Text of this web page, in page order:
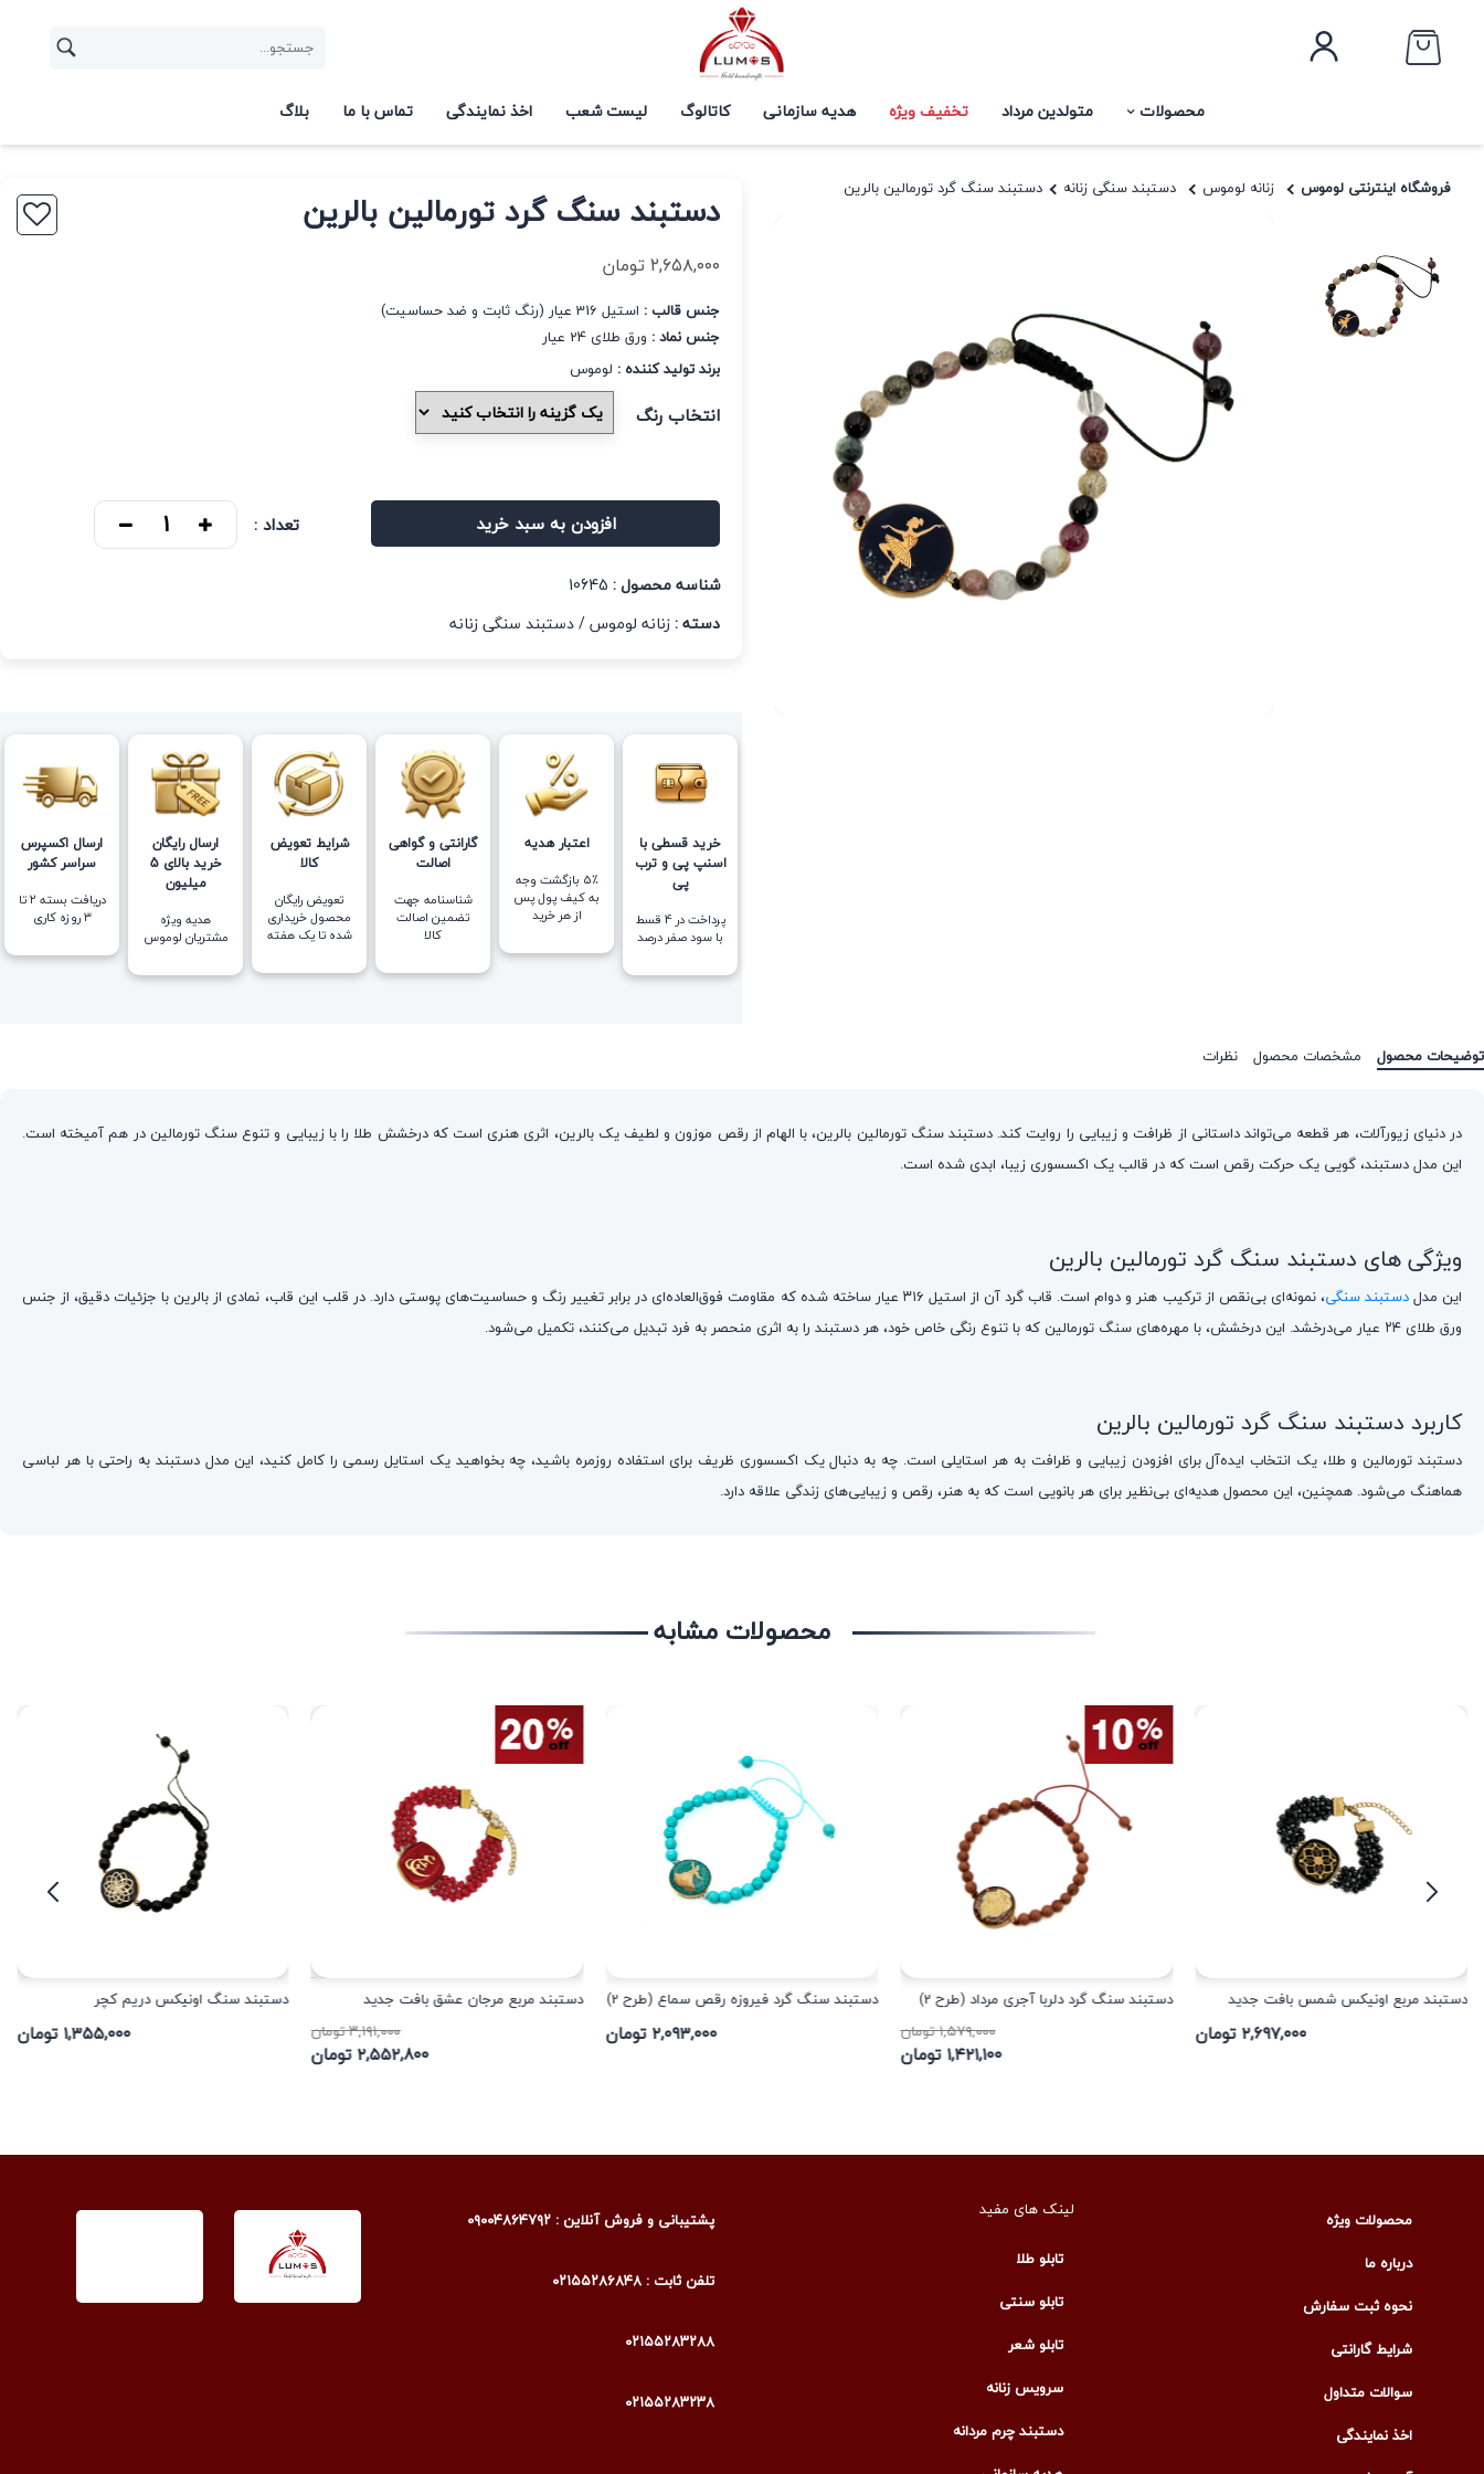
محصولات متولدین مرداد تخفیف ویژه هدیه سازمانی کاتالوگ لیست شعب اخذ نمایندگی تماس با ما بلاگ
فروشگاه اینترنتی لوموس زنانه لوموس دستبند سنگی زنانه دستبند سنگ گرد تورمالین بالرین دستبند سنگ گرد تورمالین بالرین
۲,۶۵۸,۰۰۰تومان
جنس قالب : استیل 316 عیار (رنگ ثابت و ضد حساسیت)
جنس نماد : ورق طلای 24 عیار
برند تولید کننده : لوموس
انتخاب رنگ
افزودن به سبد خرید تعداد :
شناسه محصول : 10645
دسته :زنانه لوموس/دستبند سنگی زنانه
خرید قسطی با
اسنپ پی و ترب
پی
پرداخت در 4 قسط
با سود صفر درصد
اعتبار هدیه
5٪ بازگشت وجه
به کیف پول پس
از هر خرید
گارانتی و گواهی
اصالت
شناسنامه جهت
تضمین اصالت
کالا
شرایط تعویض
کالا
تعویض رایگان
محصول خریداری
شده تا یک هفته
ارسال رایگان
خرید بالای 5
میلیون
هدیه ویژه
مشتریان لوموس
ارسال اکسپرس
سراسر کشور
دریافت بسته ۲ تا
۳ روزه کاری
توضیحات محصول مشخصات محصول نظرات
در دنیای زیورآلات، هر قطعه می‌تواند داستانی از ظرافت و زیبایی را روایت کند. دستبند سنگ تورمالین بالرین، با الهام از رقص موزون و لطیف یک بالرین، اثری هنری است که درخشش طلا را با زیبایی و تنوع سنگ تورمالین در هم آمیخته است.
این مدل دستبند، گویی یک حرکت رقص است که در قالب یک اکسسوری زیبا، ابدی شده است.
ویژگی های دستبند سنگ گرد تورمالین بالرین
این مدلدستبند سنگی
، نمونه‌ای بی‌نقص از ترکیب هنر و دوام است. قاب گرد آن از استیل ۳۱۶ عیار ساخته شده که مقاومت فوق‌العاده‌ای در برابر تغییر رنگ و حساسیت‌های پوستی دارد. در قلب این قاب، نمادی از بالرین با جزئیات دقیق، از جنس
ورق طلای ۲۴ عیار می‌درخشد. این درخشش، با مهره‌های سنگ تورمالین که با تنوع رنگی خاص خود، هر دستبند را به اثری منحصر به فرد تبدیل می‌کنند، تکمیل می‌شود.
کاربرد دستبند سنگ گرد تورمالین بالرین
دستبند تورمالین و طلا، یک انتخاب ایده‌آل برای افزودن زیبایی و ظرافت به هر استایلی است. چه به دنبال یک اکسسوری ظریف برای استفاده روزمره باشید، چه بخواهید یک استایل رسمی را کامل کنید، این مدل دستبند به راحتی با هر لباسی
هماهنگ می‌شود. همچنین، این محصول هدیه‌ای بی‌نظیر برای هر بانویی است که به هنر، رقص و زیبایی‌های زندگی علاقه دارد.
محصولات مشابه
دستبند مربع اونیکس شمس بافت جدید
۲,۶۹۷,۰۰۰ تومان
دستبند سنگ گرد دلربا آجری مرداد (طرح 2)
۱,۵۷۹,۰۰۰ تومان
۱,۴۲۱,۱۰۰ تومان
دستبند سنگ گرد فیروزه رقص سماع (طرح 2)
۲,۰۹۳,۰۰۰ تومان
دستبند مربع مرجان عشق بافت جدید
۳,۱۹۱,۰۰۰ تومان
۲,۵۵۲,۸۰۰ تومان
دستبند سنگ اونیکس دریم کچر
۱,۳۵۵,۰۰۰ تومان
محصولات ویژه
درباره ما
نحوه ثبت سفارش
شرایط گارانتی
سوالات متداول
اخذ نمایندگی
لینک های مفید
تابلو طلا
تابلو سنتی
تابلو شعر
سرویس زنانه
دستبند چرم مردانه
پشتیبانی و فروش آنلاین : ۰۹۰۰۴۸۶۴۷۹۲
تلفن ثابت : ۰۲۱۵۵۲۸۶۸۴۸
۰۲۱۵۵۲۸۳۲۸۸
۰۲۱۵۵۲۸۳۲۳۸